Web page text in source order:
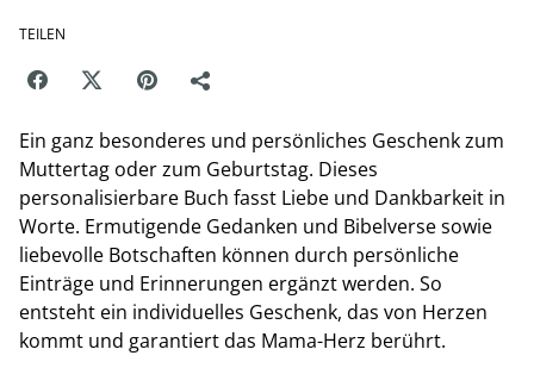
TEILEN
Ein ganz besonderes und persönliches Geschenk zum
Muttertag oder zum Geburtstag. Dieses
personalisierbare Buch fasst Liebe und Dankbarkeit in
Worte. Ermutigende Gedanken und Bibelverse sowie
liebevolle Botschaften können durch persönliche
Einträge und Erinnerungen ergänzt werden. So
entsteht ein individuelles Geschenk, das von Herzen
kommt und garantiert das Mama-Herz berührt.